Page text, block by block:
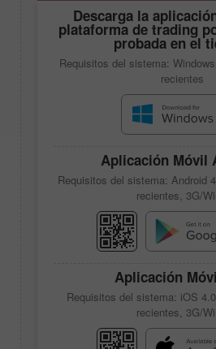
Descarga la
plataforma de trading
probada en el
Requisitos del sistema:
recientes
Aplicación Móvil
Requisitos del sistema: Android
recientes, 3G/
Aplicación
Requisitos del sistema: iOS
recientes, 3G/